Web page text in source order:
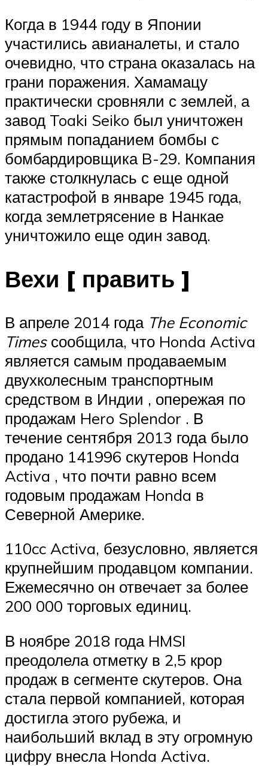
Когда в 1944 году в Японии
участились авианалеты, и стало
очевидно, что страна оказалась на
грани поражения. Хамамацу
практически сровняли с землей, а
завод Toaki Seiko был уничтожен
прямым попаданием бомбы с
бомбардировщика B-29. Компания
также столкнулась с еще одной
катастрофой в январе 1945 года,
когда землетрясение в Нанкае
уничтожило еще один завод.
Вехи [ править ]
В апреле 2014 года The Economic
Timesсообщила, что Honda Activa
является самым продаваемым
двухколесным транспортным
средством в Индии , опережая по
продажам Hero Splendor . В
течение сентября 2013 года было
продано 141996 скутеров Honda
Activa , что почти равно всем
годовым продажам Honda в
Северной Америке.
110cc Activa, безусловно, является
крупнейшим продавцом компании.
Ежемесячно он отвечает за более
200 000 торговых единиц.
В ноябре 2018 года HMSI
преодолела отметку в 2,5 крор
продаж в сегменте скутеров. Она
стала первой компанией, которая
достигла этого рубежа, и
наибольший вклад в эту огромную
цифру внесла Honda Activa.